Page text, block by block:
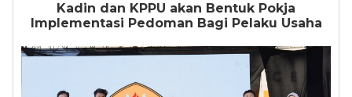
Kadin dan KPPU akan Bentuk Pokja
Implementasi Pedoman Bagi Pelaku Usaha